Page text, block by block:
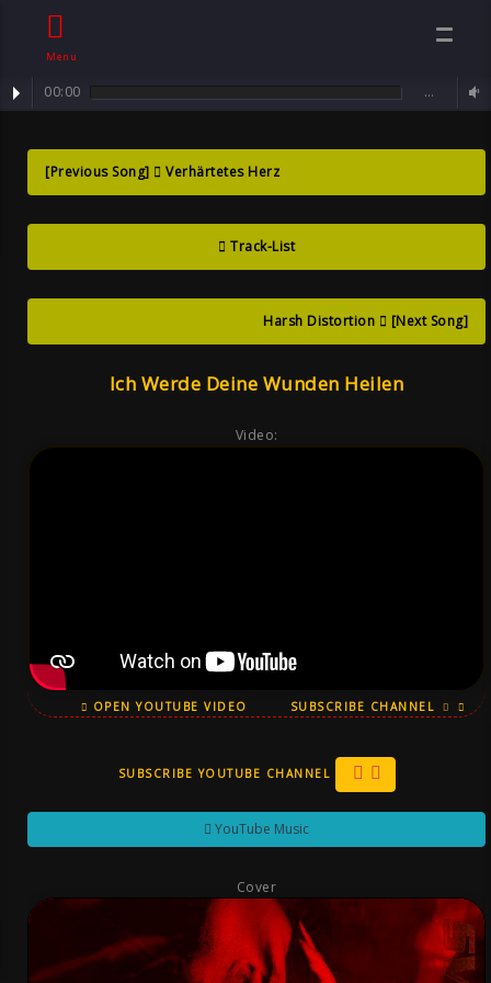
Menu
00:00 …
Ich Werde Deine
Wunden Heilen ,
Song By Sven
Neawolf Goth
track : Ich werde deine Wunden heilen ...
[Previous Song] Verhärtetes Herz
Track-List
Harsh Distortion [Next Song]
Ich Werde Deine Wunden Heilen
Video:
OPEN YOUTUBE VIDEO SUBSCRIBE CHANNEL
SUBSCRIBE YOUTUBE CHANNEL
YouTube Music
Cover